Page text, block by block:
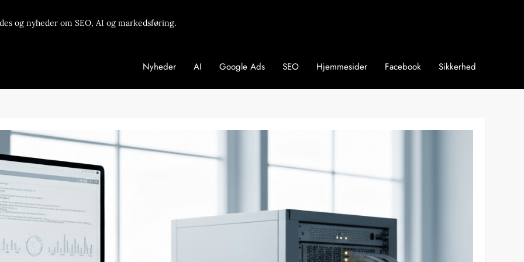
og nyheder om SEO, AI og markedsføring.
Nyheder AI Google Ads SEO Hjemmesider Facebook Sikkerhed